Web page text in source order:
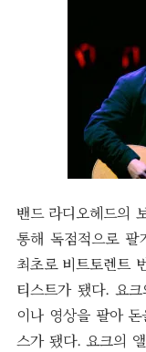
밴드 라디오헤드의
통해 독점적으로
최초로 비트토렌트
티스트가 됐다. 요
이나 영상을 팔아
스가 됐다. 요크의